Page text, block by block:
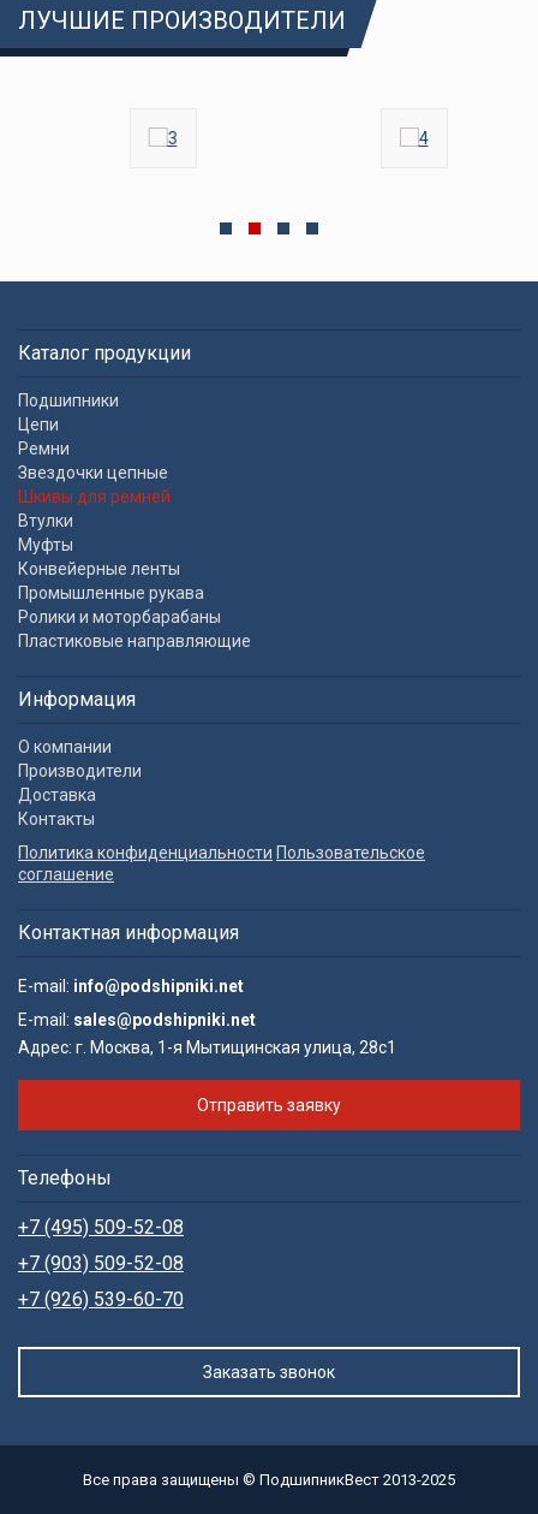
ЛУЧШИЕ ПРОИЗВОДИТЕЛИ
Каталог продукции
Подшипники
Цепи
Ремни
Звездочки цепные
Шкивы для ремней
Втулки
Муфты
Конвейерные ленты
Промышленные рукава
Ролики и моторбарабаны
Пластиковые направляющие
Информация
О компании
Производители
Доставка
Контакты
Политика конфиденциальности Пользовательское
соглашение
Контактная информация
E-mail: info@podshipniki.net
E-mail: sales@podshipniki.net
Адрес: г. Москва, 1-я Мытищинская улица, 28с1
Отправить заявку
Телефоны
+7 (495) 509-52-08
+7 (903) 509-52-08
+7 (926) 539-60-70
Заказать звонок
Все права защищены © ПодшипникВест 2013-2025